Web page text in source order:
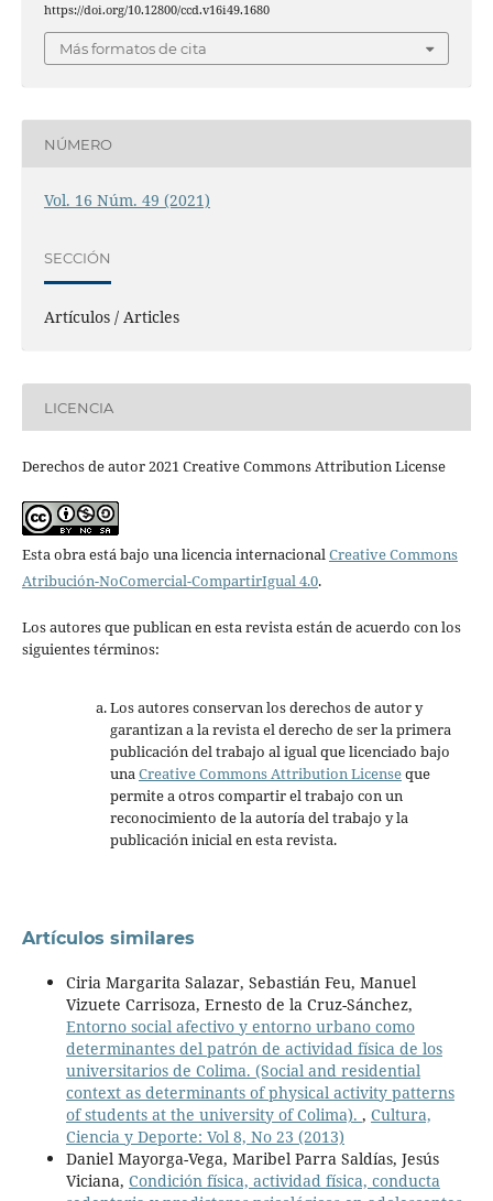
https://doi.org/10.12800/ccd.v16i49.1680
Más formatos de cita
NÚMERO
Vol. 16 Núm. 49 (2021)
SECCIÓN
Artículos / Articles
LICENCIA
Derechos de autor 2021 Creative Commons Attribution License
Esta obra está bajo una licencia internacionalCreative Commons
Atribución-NoComercial-CompartirIgual 4.0.
Los autores que publican en esta revista están de acuerdo con los
siguientes términos:
Los autores conservan los derechos de autor y
garantizan a la revista el derecho de ser la primera
publicación del trabajo al igual que licenciado bajo
unaCreative Commons Attribution Licenseque
permite a otros compartir el trabajo con un
reconocimiento de la autoría del trabajo y la
publicación inicial en esta revista.
Artículos similares
Ciria Margarita Salazar, Sebastián Feu, Manuel
Vizuete Carrisoza, Ernesto de la Cruz-Sánchez,
Entorno social afectivo y entorno urbano como
determinantes del patrón de actividad física de los
universitarios de Colima. (Social and residential
context as determinants of physical activity patterns
of students at the university of Colima). , Cultura,
Ciencia y Deporte: Vol 8, No 23 (2013)
Daniel Mayorga-Vega, Maribel Parra Saldías, Jesús
Viciana, Condición física, actividad física, conducta